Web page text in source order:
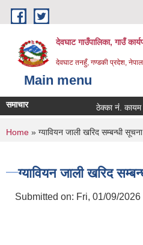
Skip to main content
देवघाट गाउँपालिका, गाउँ
देवघाट तनहुँ, गण्डकी प्रदेश, नेपाल
Main menu
समाचार ठेक्का नंं. कायम
You are here
Home » ग्यावियन जाली खरिद सम्बन्धी सूचना
ग्यावियन जाली खरिद
Submitted on: Fri, 01/09/2026